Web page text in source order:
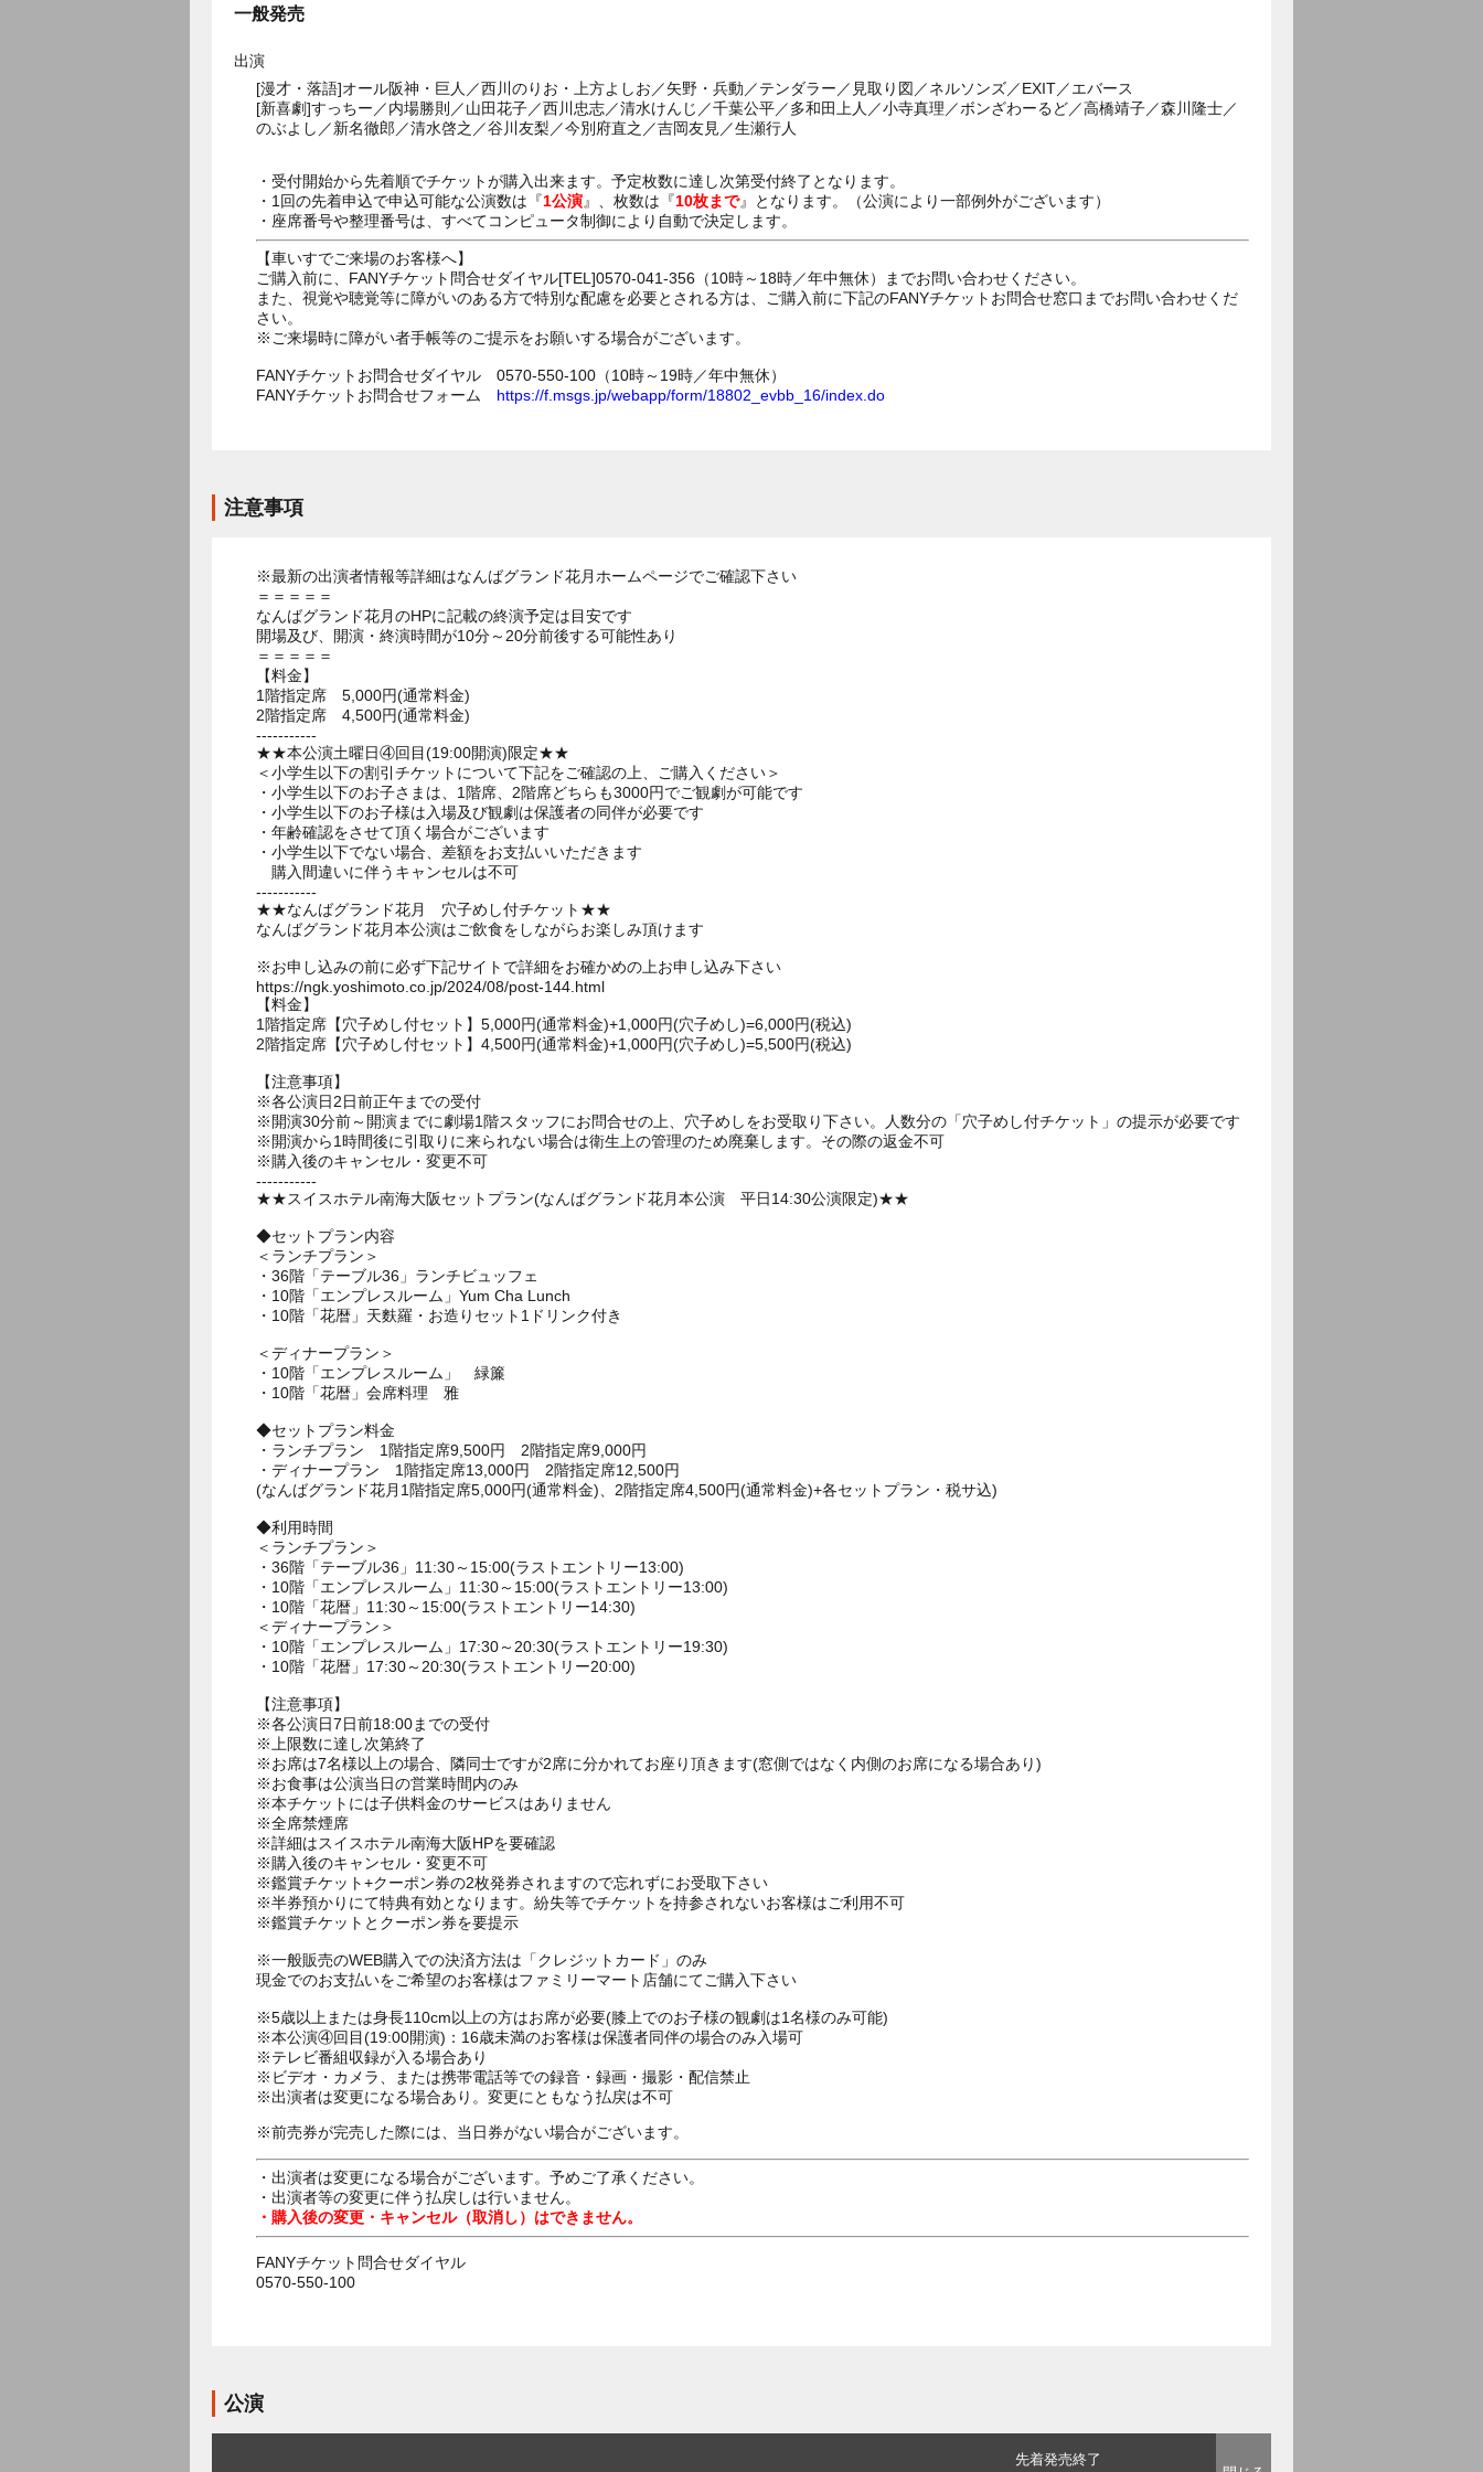
一般発売
出演
[漫才・落語]オール阪神・巨人／西川のりお・上方よしお／矢野・兵動／テンダラー／見取り図／ネルソンズ／EXIT／エバース
[新喜劇]すっちー／内場勝則／山田花子／西川忠志／清水けんじ／千葉公平／多和田上人／小寺真理／ボンざわーるど／高橋靖子／森川隆士／
のぶよし／新名徹郎／清水啓之／谷川友梨／今別府直之／吉岡友見／生瀬行人
・受付開始から先着順でチケットが購入出来ます。予定枚数に達し次第受付終了となります。
・1回の先着申込で申込可能な公演数は『1公演』、枚数は『10枚まで』となります。（公演により一部例外がございます）
・座席番号や整理番号は、すべてコンピュータ制御により自動で決定します。
【車いすでご来場のお客様へ】
ご購入前に、FANYチケット問合せダイヤル[TEL]0570-041-356（10時～18時／年中無休）までお問い合わせください。
また、視覚や聴覚等に障がいのある方で特別な配慮を必要とされる方は、ご購入前に下記のFANYチケットお問合せ窓口までお問い合わせくだ
さい。
※ご来場時に障がい者手帳等のご提示をお願いする場合がございます。
FANYチケットお問合せダイヤル 0570-550-100（10時～19時／年中無休）
FANYチケットお問合せフォーム https://f.msgs.jp/webapp/form/18802_evbb_16/index.do
注意事項
※最新の出演者情報等詳細はなんばグランド花月ホームページでご確認下さい
＝＝＝＝＝
なんばグランド花月のHPに記載の終演予定は目安です
開場及び、開演・終演時間が10分～20分前後する可能性あり
＝＝＝＝＝
【料金】
1階指定席 5,000円(通常料金)
2階指定席 4,500円(通常料金)
-----------
★★本公演土曜日④回目(19:00開演)限定★★
＜小学生以下の割引チケットについて下記をご確認の上、ご購入ください＞
・小学生以下のお子さまは、1階席、2階席どちらも3000円でご観劇が可能です
・小学生以下のお子様は入場及び観劇は保護者の同伴が必要です
・年齢確認をさせて頂く場合がございます
・小学生以下でない場合、差額をお支払いいただきます
購入間違いに伴うキャンセルは不可
-----------
★★なんばグランド花月 穴子めし付チケット★★
なんばグランド花月本公演はご飲食をしながらお楽しみ頂けます
※お申し込みの前に必ず下記サイトで詳細をお確かめの上お申し込み下さい
https://ngk.yoshimoto.co.jp/2024/08/post-144.html
【料金】
1階指定席【穴子めし付セット】5,000円(通常料金)+1,000円(穴子めし)=6,000円(税込)
2階指定席【穴子めし付セット】4,500円(通常料金)+1,000円(穴子めし)=5,500円(税込)
【注意事項】
※各公演日2日前正午までの受付
※開演30分前～開演までに劇場1階スタッフにお問合せの上、穴子めしをお受取り下さい。人数分の「穴子めし付チケット」の提示が必要です
※開演から1時間後に引取りに来られない場合は衛生上の管理のため廃棄します。その際の返金不可
※購入後のキャンセル・変更不可
-----------
★★スイスホテル南海大阪セットプラン(なんばグランド花月本公演 平日14:30公演限定)★★
◆セットプラン内容
＜ランチプラン＞
・36階「テーブル36」ランチビュッフェ
・10階「エンプレスルーム」Yum Cha Lunch
・10階「花暦」天麩羅・お造りセット1ドリンク付き
＜ディナープラン＞
・10階「エンプレスルーム」 緑簾
・10階「花暦」会席料理 雅
◆セットプラン料金
・ランチプラン 1階指定席9,500円 2階指定席9,000円
・ディナープラン 1階指定席13,000円 2階指定席12,500円
(なんばグランド花月1階指定席5,000円(通常料金)、2階指定席4,500円(通常料金)+各セットプラン・税サ込)
◆利用時間
＜ランチプラン＞
・36階「テーブル36」11:30～15:00(ラストエントリー13:00)
・10階「エンプレスルーム」11:30～15:00(ラストエントリー13:00)
・10階「花暦」11:30～15:00(ラストエントリー14:30)
＜ディナープラン＞
・10階「エンプレスルーム」17:30～20:30(ラストエントリー19:30)
・10階「花暦」17:30～20:30(ラストエントリー20:00)
【注意事項】
※各公演日7日前18:00までの受付
※上限数に達し次第終了
※お席は7名様以上の場合、隣同士ですが2席に分かれてお座り頂きます(窓側ではなく内側のお席になる場合あり)
※お食事は公演当日の営業時間内のみ
※本チケットには子供料金のサービスはありません
※全席禁煙席
※詳細はスイスホテル南海大阪HPを要確認
※購入後のキャンセル・変更不可
※鑑賞チケット+クーポン券の2枚発券されますので忘れずにお受取下さい
※半券預かりにて特典有効となります。紛失等でチケットを持参されないお客様はご利用不可
※鑑賞チケットとクーポン券を要提示
※一般販売のWEB購入での決済方法は「クレジットカード」のみ
現金でのお支払いをご希望のお客様はファミリーマート店舗にてご購入下さい
※5歳以上または身長110cm以上の方はお席が必要(膝上でのお子様の観劇は1名様のみ可能)
※本公演④回目(19:00開演)：16歳未満のお客様は保護者同伴の場合のみ入場可
※テレビ番組収録が入る場合あり
※ビデオ・カメラ、または携帯電話等での録音・録画・撮影・配信禁止
※出演者は変更になる場合あり。変更にともなう払戻は不可
※前売券が完売した際には、当日券がない場合がございます。
・出演者は変更になる場合がございます。予めご了承ください。
・出演者等の変更に伴う払戻しは行いません。
・購入後の変更・キャンセル（取消し）はできません。
FANYチケット問合せダイヤル
0570-550-100
公演
先着発売終了